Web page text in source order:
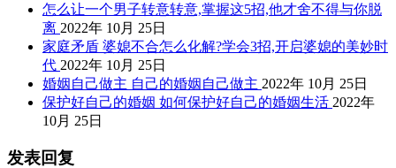
怎么让一个男子转意转意,掌握这5招,他才舍不得与你脱
离 2022年 10月 25日
家庭矛盾 婆媳不合怎么化解?学会3招,开启婆媳的美妙时
代 2022年 10月 25日
婚姻自己做主 自己的婚姻自己做主 2022年 10月 25日
保护好自己的婚姻 如何保护好自己的婚姻生活 2022年
10月 25日
发表回复